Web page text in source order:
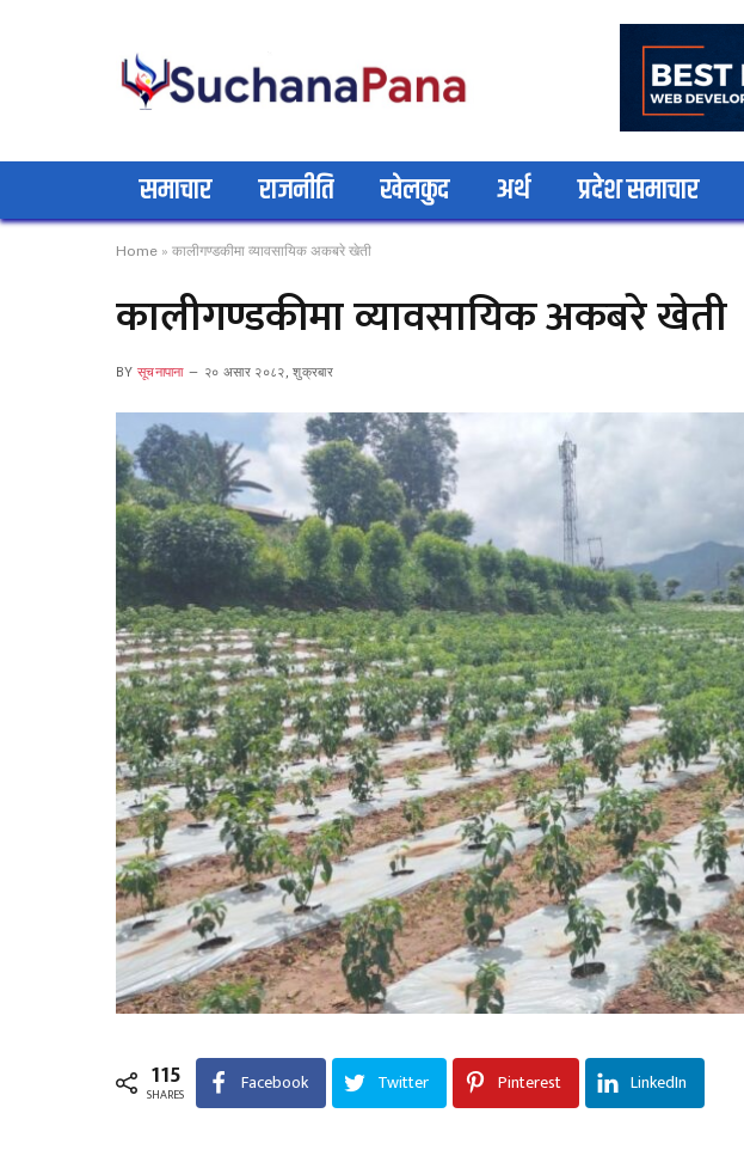
समाचार राजनीति खेलकुद अर्थ प्रदेश समाचार
Home » कालीगण्डकीमा व्यावसायिक अकबरे खेती
कालीगण्डकीमा व्यावसायिक अकबरे खेती
BY सूचनापाना २० असार २०८२, शुक्रबार
115
SHARES Facebook Twitter Pinterest LinkedIn